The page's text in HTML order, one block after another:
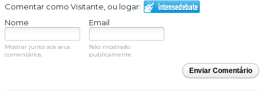
Comentar como Visitante, ou logar:
Nome
Email
Mostrar junto aos seus
comentários.
Não mostrado
publicamente.
Enviar Comentário